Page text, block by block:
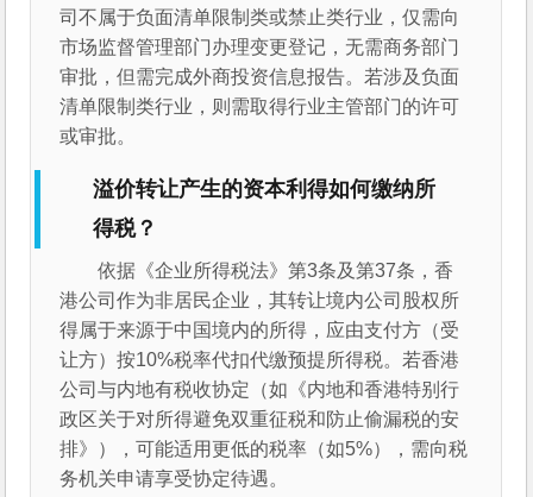
司不属于负面清单限制类或禁止类行业，仅需向
市场监督管理部门办理变更登记，无需商务部门
审批，但需完成外商投资信息报告。若涉及负面
清单限制类行业，则需取得行业主管部门的许可
或审批。
溢价转让产生的资本利得如何缴纳所
得税？
依据《企业所得税法》第3条及第37条，香
港公司作为非居民企业，其转让境内公司股权所
得属于来源于中国境内的所得，应由支付方（受
让方）按10%税率代扣代缴预提所得税。若香港
公司与内地有税收协定（如《内地和香港特别行
政区关于对所得避免双重征税和防止偷漏税的安
排》），可能适用更低的税率（如5%），需向税
务机关申请享受协定待遇。